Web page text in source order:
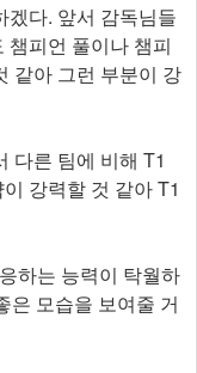
겠다. 앞서 감독님들
챔피언 풀이나 챔피
같아 그런 부분이 강
다른 팀에 비해 T1
강력할 것 같아 T1
하는 능력이 탁월하
은 모습을 보여줄 거